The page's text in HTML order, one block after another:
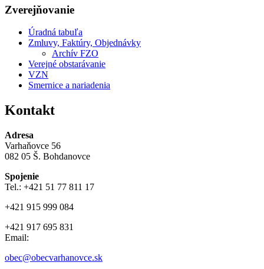
Zverejňovanie
Úradná tabuľa
Zmluvy, Faktúry, Objednávky
Archív FZO
Verejné obstarávanie
VZN
Smernice a nariadenia
Kontakt
Adresa
Varhaňovce 56
082 05 Š. Bohdanovce
Spojenie
Tel.: +421 51 77 811 17
+421 915 999 084
+421 917 695 831
Email:
obec@obecvarhanovce.sk